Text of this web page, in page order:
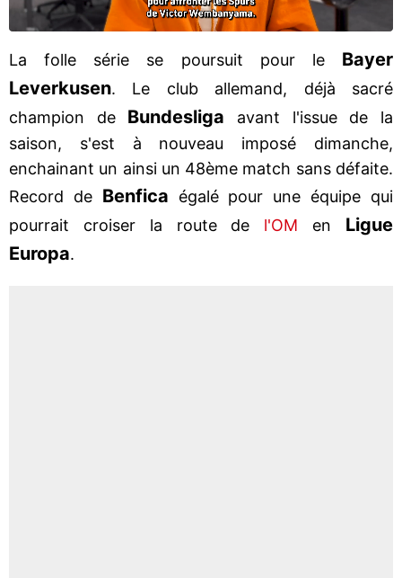
La folle série se poursuit pour le Bayer
Leverkusen. Le club allemand, déjà sacré
champion de Bundesliga avant l'issue de la
saison, s'est à nouveau imposé dimanche,
enchainant un ainsi un 48ème match sans défaite.
Record de Benfica égalé pour une équipe qui
pourrait croiser la route de l'OM en Ligue
Europa.